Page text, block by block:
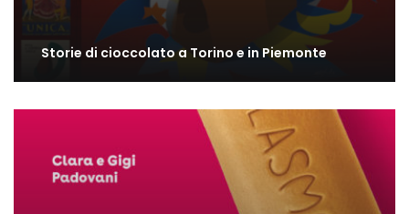
Storie di cioccolato a Torino e in Piemonte